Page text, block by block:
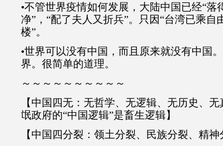
•不管世界疫情如何发展，大陆中国已经“落
净”，“配了夫人又折兵”。只因“台湾已乘自
楼”。
•世界可以没有中国，而且原来就没有中国
界。很简单的道理。
～～～～～～～～～～
【中国四无：无哲学、无逻辑、无历史、
氓政府的“中国逻辑”是畜生逻辑】
【中国四分裂：领土分裂、民族分裂、精